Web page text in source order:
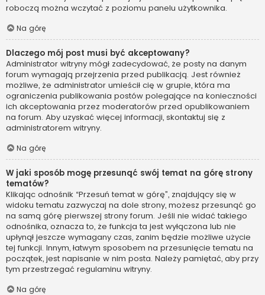
roboczą można wczytać z poziomu panelu użytkownika.
Na górę
Dlaczego mój post musi być akceptowany?
Administrator witryny mógł zadecydować, że posty na danym
forum wymagają przejrzenia przed publikacją. Jest również
możliwe, że administrator umieścił cię w grupie, która ma
ograniczenia publikowania postów polegające na konieczności
ich akceptowania przez moderatorów przed opublikowaniem
na forum. Aby uzyskać więcej informacji, skontaktuj się z
administratorem witryny.
Na górę
W jaki sposób mogę przesunąć swój temat na górę strony
tematów?
Klikając odnośnik “Przesuń temat w górę”, znajdujący się w
widoku tematu zazwyczaj na dole strony, możesz przesunąć go
na samą górę pierwszej strony forum. Jeśli nie widać takiego
odnośnika, oznacza to, że funkcja ta jest wyłączona lub nie
upłynął jeszcze wymagany czas, zanim będzie możliwe użycie
tej funkcji. Innym, łatwym sposobem na przesunięcie tematu na
początek, jest napisanie w nim posta. Należy pamiętać, aby przy
tym przestrzegać regulaminu witryny.
Na górę